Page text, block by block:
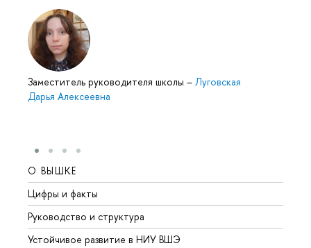
Заместитель руководителя школы – Луговская
Дарья Алексеевна
О ВЫШКЕ
Цифры и факты
Руководство и структура
Устойчивое развитие в НИУ ВШЭ